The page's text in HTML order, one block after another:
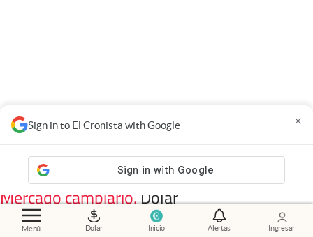
Menú Dolar Inicio Alertas Ingresar
Sign in to El Cronista with Google ×
Noticias de tu interés
Mercado cambiario.Dólar
hoy: a cuánto cotiza el